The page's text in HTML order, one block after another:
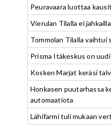
Peuravaara luottaa
Vierulan Tilalla ei jahkailla
Tommolan Tilalla vaihtui
Prisma Itäkeskus on
Kosken Marjat keräsi
Honkasen puutarhassa
automaatiota
Lähifarmi tuli mukaan